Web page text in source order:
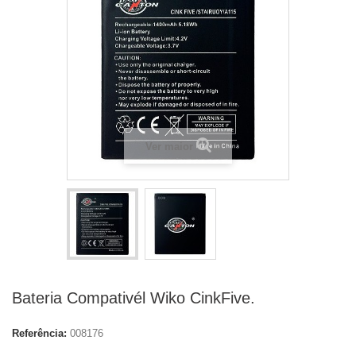
Bateria Compativél Wiko CinkFive.
Referência: 008176